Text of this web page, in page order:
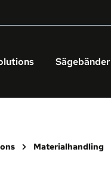
Sägebänder
Materialhandling